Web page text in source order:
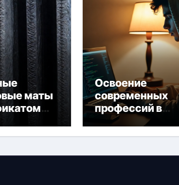
маты
Освоение
современных
профессий в
онлайн-формате